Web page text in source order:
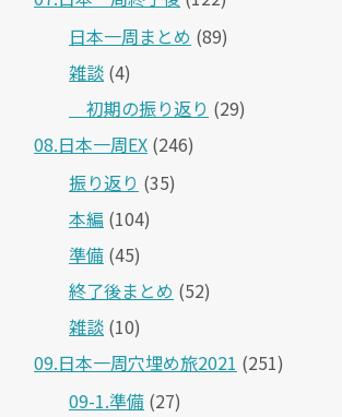
日本一周まとめ (89)
雑談 (4)
＿初期の振り返り (29)
08.日本一周EX (246)
振り返り (35)
本編 (104)
準備 (45)
終了後まとめ (52)
雑談 (10)
09.日本一周穴埋め旅2021 (251)
09-1.準備 (27)